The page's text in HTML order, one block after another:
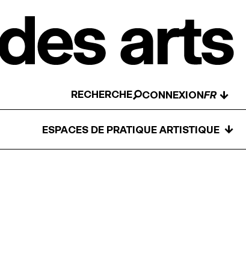
RECHERCHE CONNEXION ↓
ESPACES DE PRATIQUE ARTISTIQUE ↓